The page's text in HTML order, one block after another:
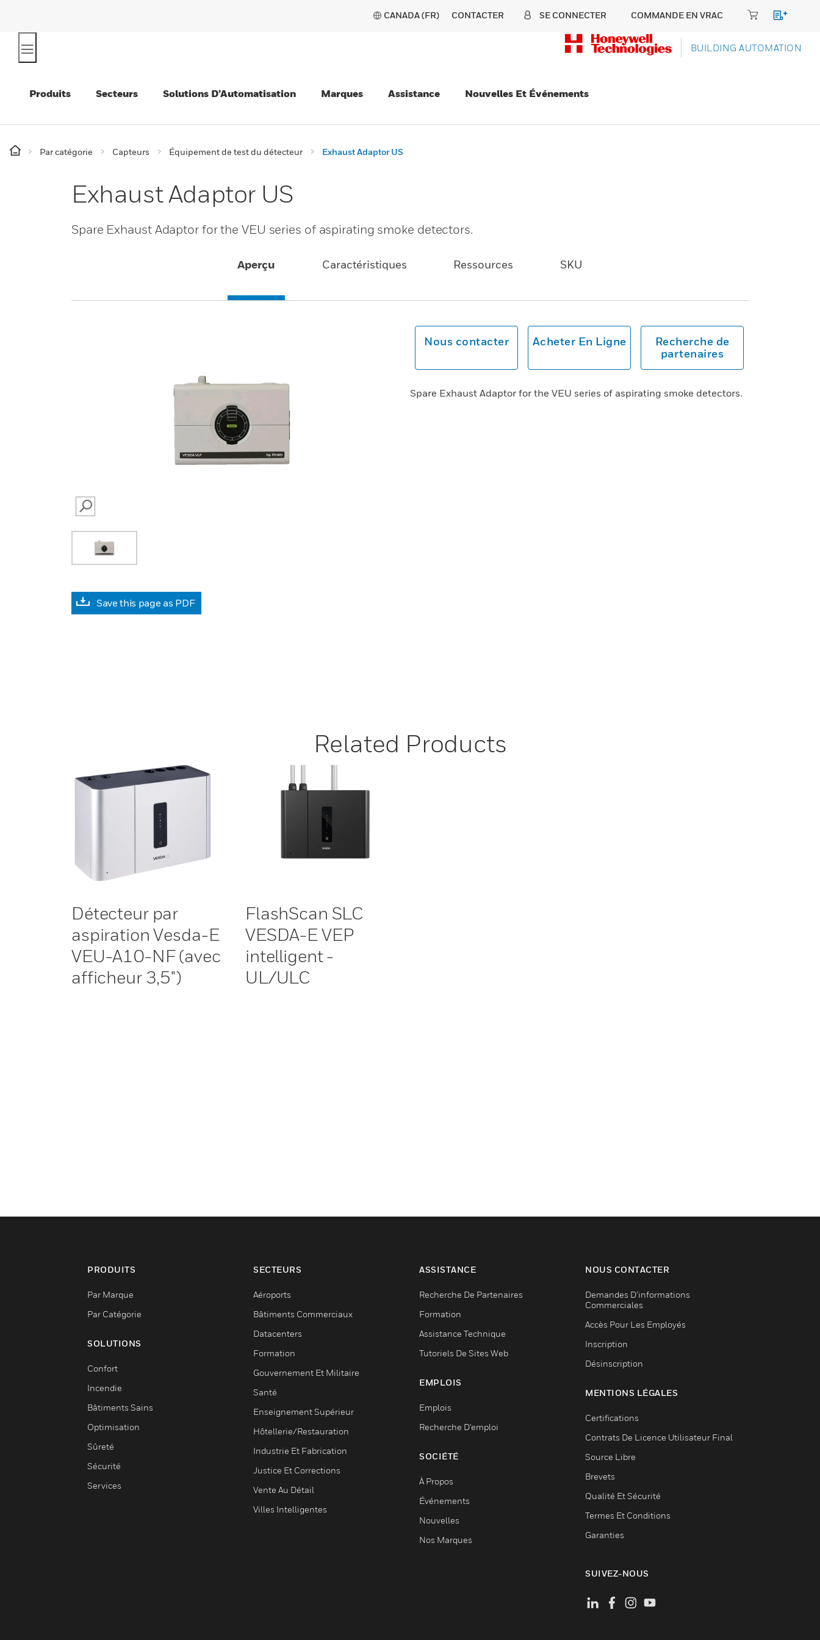
CANADA (FR) CONTACTER SE CONNECTER COMMANDE EN VRAC
BUILDING AUTOMATION
Produits Secteurs Solutions D’Automatisation Marques Assistance Nouvelles Et Événements
Par catégorie Capteurs Équipement de test du détecteur Exhaust Adaptor US
Exhaust Adaptor US
Spare Exhaust Adaptor for the VEU series of aspirating smoke detectors.
Aperçu Caractéristiques Ressources SKU
SEARCH
Save this page as PDF
Nous contacter Acheter En Ligne
Recherche de
partenaires
Spare Exhaust Adaptor for the VEU series of aspirating smoke detectors.
Related Products
Détecteur par
aspiration Vesda-E
VEU-A10-NF (avec
afficheur 3,5")
FlashScan SLC
VESDA-E VEP
intelligent -
UL/ULC
PRODUITS
Par Marque
Par Catégorie
SOLUTIONS
Confort
Incendie
Bâtiments Sains
Optimisation
Sûreté
Sécurité
Services
SECTEURS
Aéroports
Bâtiments Commerciaux
Datacenters
Formation
Gouvernement Et Militaire
Santé
Enseignement Supérieur
Hôtellerie/Restauration
Industrie Et Fabrication
Justice Et Corrections
Vente Au Détail
Villes Intelligentes
ASSISTANCE
Recherche De Partenaires
Formation
Assistance Technique
Tutoriels De Sites Web
EMPLOIS
Emplois
Recherche D'emploi
SOCIÉTÉ
À Propos
Événements
Nouvelles
Nos Marques
NOUS CONTACTER
Demandes D’informations
Commerciales
Accès Pour Les Employés
Inscription
Désinscription
MENTIONS LÉGALES
Certifications
Contrats De Licence Utilisateur Final
Source Libre
Brevets
Qualité Et Sécurité
Termes Et Conditions
Garanties
SUIVEZ-NOUS